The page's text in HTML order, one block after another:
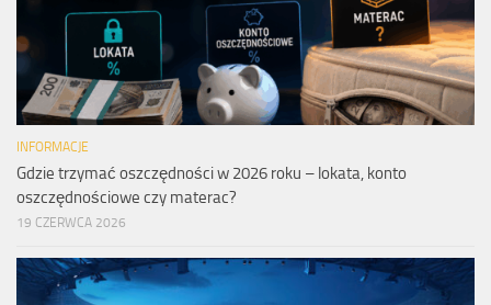
INFORMACJE
Gdzie trzymać oszczędności w 2026 roku – lokata, konto
oszczędnościowe czy materac?
19 CZERWCA 2026